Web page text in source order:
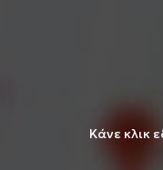
Κάνε κλικ